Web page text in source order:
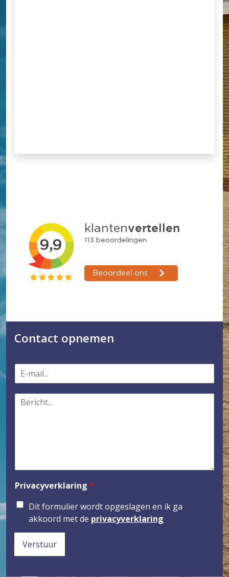
Contact opnemen
E
B
*
Privacyverklaring *
Dit formulier wordt opgeslagen en ik ga
akkoord met de privacyverklaring
Verstuur